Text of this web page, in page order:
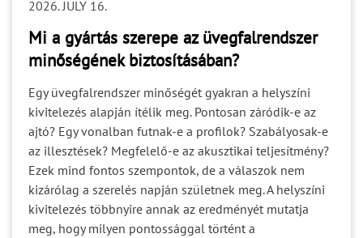
nem csupán a feladatok kiosztása, hanem a döntési és
jóváhagyási felelősségek egyértelmű rögzítése. 4. Az
ütemezés Egy helyes műszaki döntés is kockázatot
okozhat, ha túl későn születik meg. A tervezési,
jóváhagyási, gyártási, szállítási és kivitelezési folyamat
egymásra épül. Ha az egyik szakasz nyitott kérdéseket
ad tovább a következőnek, a bizonytalanság végigfut a
teljes ütemezésen. A gyártási idő önmagában ezért nem
írja le a projekt teljes időigényét. Figyelembe kell
venni: a szükséges műszaki egyeztetéseket; a
dokumentumok jóváhagyását; a helyszíni felmérést; a
fogadószerkezetek készültségét; a logisztikai és
2026. JULY 16.
Mi a gyártás szerepe az üvegfalrendszer
minőségének biztosításában?
Egy üvegfalrendszer minőségét gyakran a helyszíni
kivitelezés alapján ítélik meg. Pontosan záródik-e az
ajtó? Egy vonalban futnak-e a profilok? Szabályosak-e
az illesztések? Megfelelő-e az akusztikai teljesítmény?
Ezek mind fontos szempontok, de a válaszok nem
kizárólag a szerelés napján születnek meg. A helyszíni
kivitelezés többnyire annak az eredményét mutatja
meg, hogy milyen pontossággal történt a